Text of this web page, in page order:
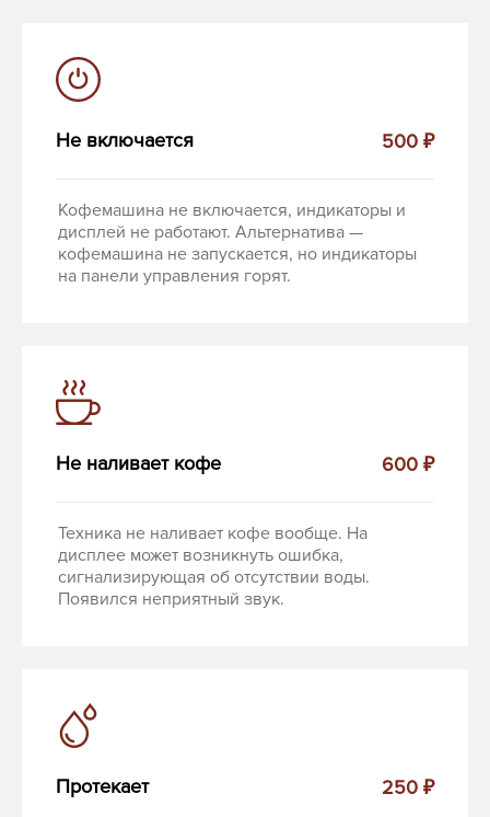
Не включается 500 ₽
Кофемашина не включается, индикаторы и
дисплей не работают. Альтернатива —
кофемашина не запускается, но индикаторы
на панели управления горят.
Не наливает кофе 600 ₽
Техника не наливает кофе вообще. На
дисплее может возникнуть ошибка,
сигнализирующая об отсутствии воды.
Появился неприятный звук.
Протекает 250 ₽